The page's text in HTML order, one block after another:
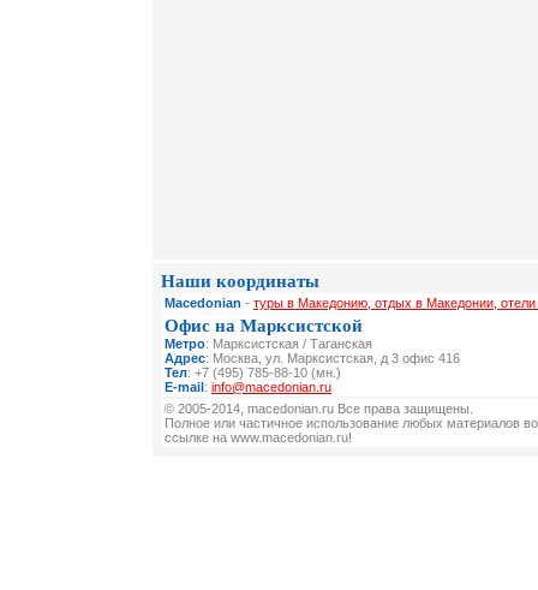
Наши координаты
Macedonian - туры в Македонию, отдых в Македонии,
Офис на Марксистской
Метро: Марксистская / Таганская
Адрес: Москва, ул. Марксистская, д 3 офис 416
Тел: +7 (495) 785-88-10 (мн.)
E-mail: info@macedonian.ru
© 2005-2014, macedonian.ru Все права защищены.
Полное или частичное использование любых материалов
ссылке на www.macedonian.ru!